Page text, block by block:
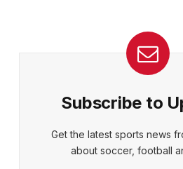
Subscribe to
Get the latest sports news
about soccer, football